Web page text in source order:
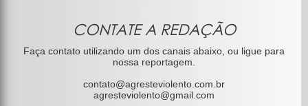
CONTATE A REDAÇÃO
Faça contato utilizando um dos canais abaixo, ou ligue para
nossa reportagem.
contato@agresteviolento.com.br
agresteviolento@gmail.com